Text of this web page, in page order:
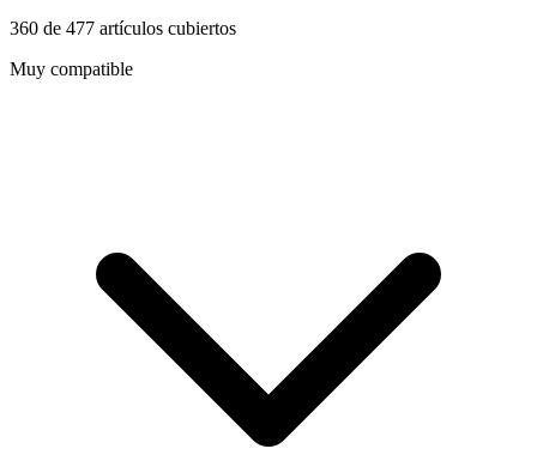
360 de 477 artículos cubiertos
Muy compatible